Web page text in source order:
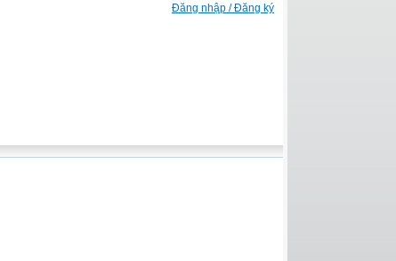
Đăng nhập / Đăng ký